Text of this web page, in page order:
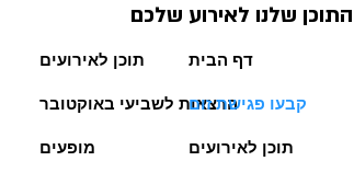
התוכן שלנו לאירוע שלכם
תוכן לאירועים
הרצאות לשביעי באוקטובר
מופעים
דף הבית
קבעו פגישת זום
תוכן לאירועים